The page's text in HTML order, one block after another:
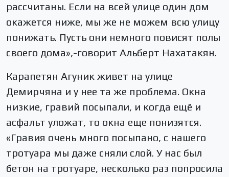
рассчитаны. Если на всей улице один дом
окажется ниже, мы же не можем всю улицу
понижать. Пусть они немного повисят полы
своего дома»,-говорит Альберт Нахатакян.
Карапетян Агуник живет на улице
Демирчяна и у нее та же проблема. Окна
низкие, гравий посыпали, и когда ещё и
асфальт уложат, то окна еще понизятся.
«Гравия очень много посыпано, с нашего
тротуара мы даже сняли слой. У нас был
бетон на тротуаре, несколько раз попросила